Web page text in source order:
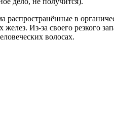
в
Из-за своего резкого
волосах.